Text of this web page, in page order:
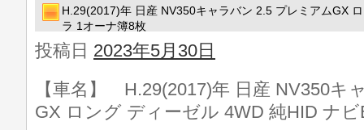
H.29(2017)年 日産 NV350キャラバン 2.5 プレミアムGX
ラ 1オーナ簿8枚
投稿日 2023年5月30日
【車名】 H.29(2017)年 日産 NV350キ
GX ロング ディーゼル 4WD 純HID ナ